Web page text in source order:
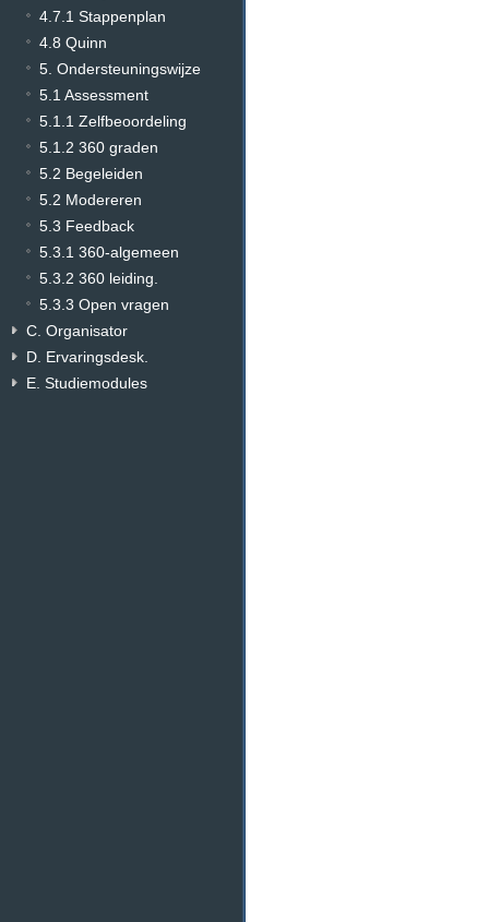
4.7.1 Stappenplan
4.8 Quinn
5. Ondersteuningswijze
5.1 Assessment
5.1.1 Zelfbeoordeling
5.1.2 360 graden
5.2 Begeleiden
5.2 Modereren
5.3 Feedback
5.3.1 360-algemeen
5.3.2 360 leiding.
5.3.3 Open vragen
C. Organisator
D. Ervaringsdesk.
E. Studiemodules